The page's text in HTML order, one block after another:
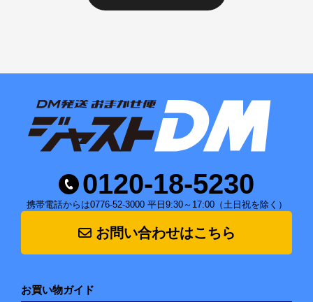
0120-18-5230
携帯電話からは0776-52-3000 平日9:30～17:00（土日祝を除く）
お問い合わせはこちら
お買い物ガイド